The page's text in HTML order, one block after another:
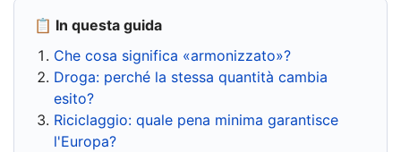
📋 In questa guida
Che cosa significa «armonizzato»?
Droga: perché la stessa quantità cambia
esito?
Riciclaggio: quale pena minima garantisce
l'Europa?